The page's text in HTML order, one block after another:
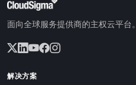
面向全球服务提供商的主权云平台。
解决方案